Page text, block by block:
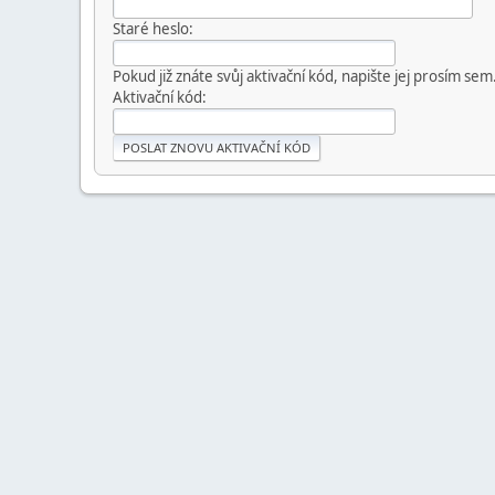
Staré heslo:
Pokud již znáte svůj aktivační kód, napište jej prosím
Aktivační kód: